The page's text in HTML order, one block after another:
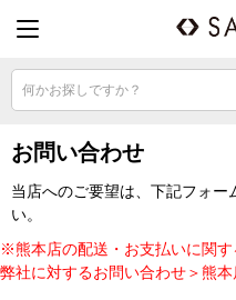
何かお探しですか？
お問い合わせ
当店へのご要望は、下記フォー
い。
※熊本店の配送・お支払いに関す
弊社に対するお問い合わせ＞熊本